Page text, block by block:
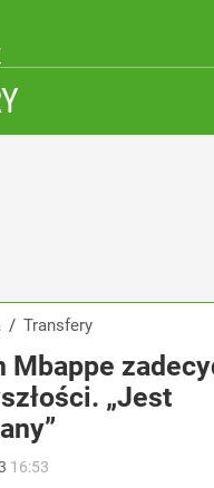
/ Transfery
Mbappe
„Jest
16:53